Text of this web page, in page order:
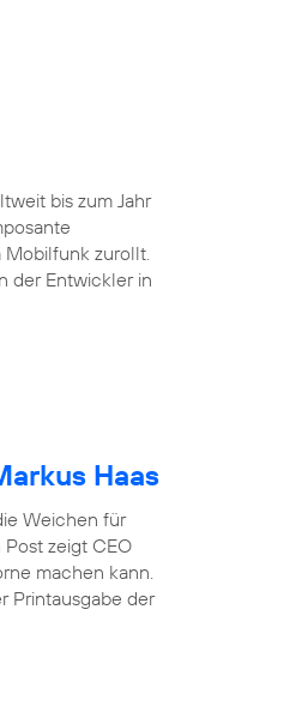
bis zum Jahr
Mobilfunk zurollt.
der Entwickler in
Haas
Weichen für
zeigt CEO
machen kann.
Printausgabe der